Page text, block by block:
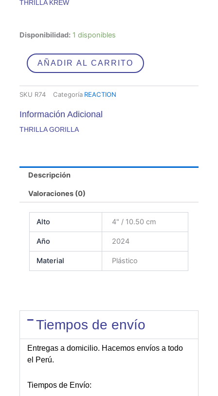
THRILLA KREW
Disponibilidad: 1 disponibles
THRILLA
cantidad
AÑADIR AL CARRITO
SKU R74 Categoría REACTION
Información Adicional
THRILLA GORILLA
Descripción
Valoraciones (0)
Alto 4" / 10.50 cm
Año 2024
Material Plástico
Tiempos de envío
Entregas a domicilio. Hacemos envíos a todo
el Perú.
Tiempos de Envío: